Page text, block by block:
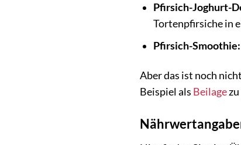
Pfirsich-Joghurt-
Tortenpfirsiche in
Pfirsich-Smoothie:
Aber das ist noch
Beispiel als Beilage